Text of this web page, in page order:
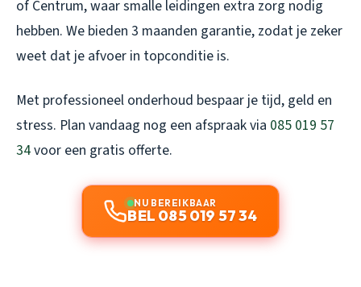
of Centrum, waar smalle leidingen extra zorg nodig
hebben. We bieden 3 maanden garantie, zodat je zeker
weet dat je afvoer in topconditie is.
Met professioneel onderhoud bespaar je tijd, geld en
stress. Plan vandaag nog een afspraak via 085 019 57
34voor een gratis offerte.
NU BEREIKBAAR
BEL 085 019 57 34